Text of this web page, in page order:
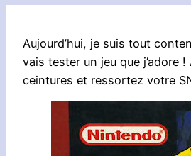
Aujourd’hui, je suis tout
vais tester un jeu que j’adore
ceintures et ressortez votre